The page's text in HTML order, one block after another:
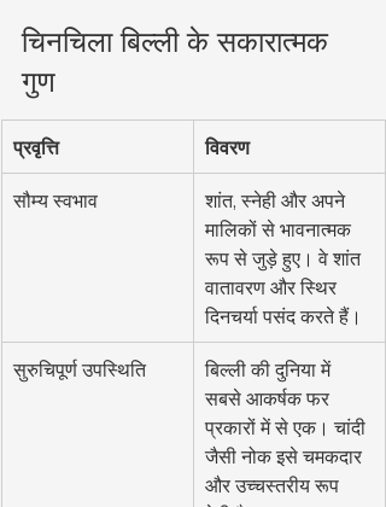
चिनचिला बिल्ली के सकारात्मक
गुण
प्रवृत्ति विवरण
सौम्य स्वभाव
शांत, स्नेही और अपने
मालिकों से भावनात्मक
रूप से जुड़े हुए। वे शांत
वातावरण और स्थिर
दिनचर्या पसंद करते हैं।
सुरुचिपूर्ण उपस्थिति
बिल्ली की दुनिया में
सबसे आकर्षक फर
प्रकारों में से एक। चांदी
जैसी नोक इसे चमकदार
और उच्चस्तरीय रूप